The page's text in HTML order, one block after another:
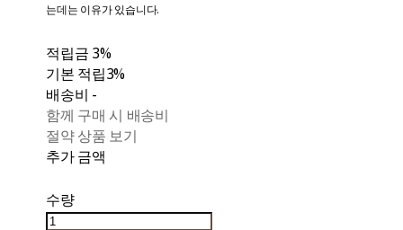
는데는 이유가 있습니다.
적립금 3%
기본 적립3%
배송비 -
함께 구매 시 배송비
절약 상품 보기
추가 금액
수량